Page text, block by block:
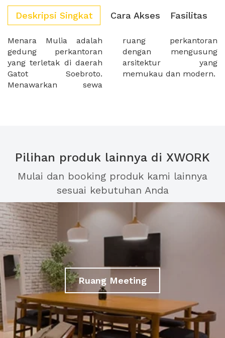
Deskripsi Singkat Cara Akses Fasilitas
Menara Mulia adalah
gedung perkantoran
yang terletak di daerah
Gatot Soebroto.
Menawarkan sewa
ruang perkantoran
dengan mengusung
arsitektur yang
memukau dan modern.
Pilihan produk lainnya di XWORK
Mulai dan booking produk kami lainnya
sesuai kebutuhan Anda
Ruang Meeting